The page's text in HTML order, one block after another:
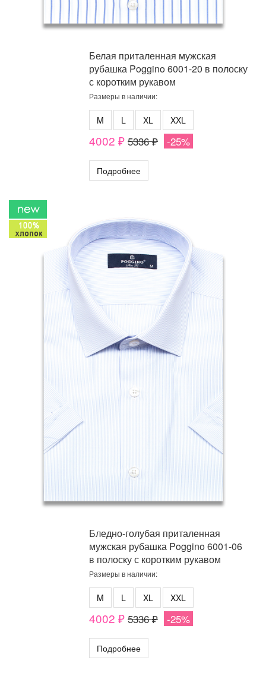
Белая приталенная мужская
рубашка Poggino 6001-20 в полоску
с коротким рукавом
Размеры в наличии:
M L XL XXL
4002 ₽ 5336 ₽ -25%
Подробнее
Бледно-голубая приталенная
мужская рубашка Poggino 6001-06
в полоску с коротким рукавом
Размеры в наличии:
M L XL XXL
4002 ₽ 5336 ₽ -25%
Подробнее